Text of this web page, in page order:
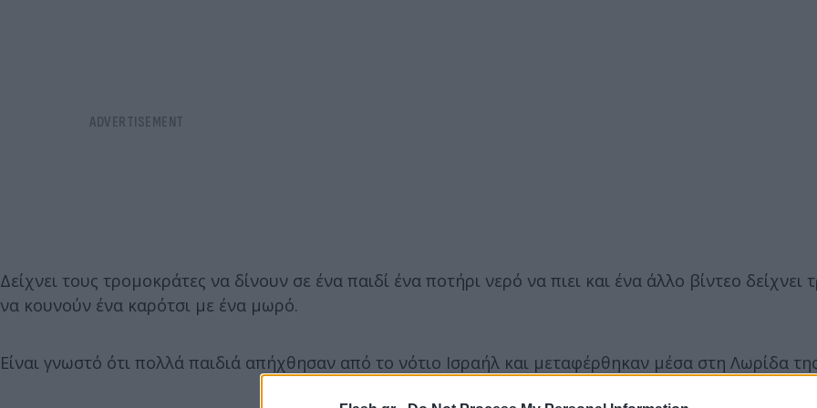
Δείχνει τους τρομοκράτες να δίνουν σε ένα παιδί ένα ποτήρι νερό να πιει και ένα άλλο βίντεο δείχνει
να κουνούν ένα καρότσι με ένα μωρό.
Είναι γνωστό ότι πολλά παιδιά απήχθησαν από το νότιο Ισραήλ και μεταφέρθηκαν μέσα στη Λωρίδα